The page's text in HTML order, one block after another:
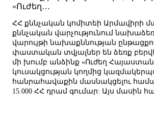
«Ուժեղ…
ՀՀ քննչական կոմիտեի Արմավիրի
քննչական վարչությունում
վարույթի նախաքննության
փաստական տվյալներ են ձեռք
մի խումբ անձինք «Ուժեղ
կուսակցության կողմից
հանրահավաքին մասնակցելու
15.000 ՀՀ դրամ գումար: Այս մասին